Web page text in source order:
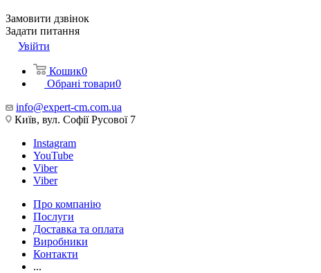
Замовити дзвінок
Задати питання
Увійти
Кошик0
Обрані товари0
info@expert-cm.com.ua
Київ, вул. Софії Русової 7
Instagram
YouTube
Viber
Viber
Про компанію
Послуги
Доставка та оплата
Виробники
Контакти
...